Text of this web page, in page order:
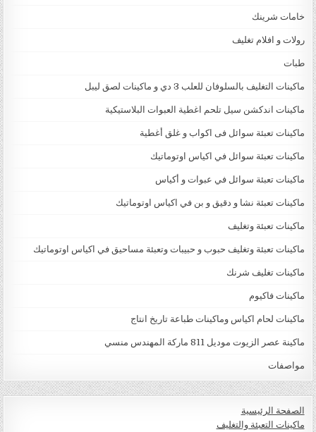
خامات شرينك
رولات و افلام تغليف
طبات
ماكينات التغليف بالسلوفان للعلب 3 دي و ماكينات لصق ليبل
ماكينات اندكشن سيل تلحم اغطية العبوات البلاستيكية
ماكينات تعبئة سوائل فى اكواب و غلق أغطية
ماكينات تعبئة سوائل في اكياس اوتوماتيك
ماكينات تعبئة سوائل في عبوات و أكياس
ماكينات تعبئة نشا و دقيق و بن في اكياس اوتوماتيك
ماكينات تعبئة وتغليف
ماكينات تعبئة وتغليف حبوب و حبيبات وتعبئة مساحيق في اكياس اوتوماتيك
ماكينات تغليف شرنك
ماكينات فاكيوم
ماكينات لحام اكياس وماكينات طباعة تاريخ انتاج
ماكينة عصر الزيوت موديل 811 ماركة المهندس منسي
مواصفات
الصفحة الرئيسية
ماكينات التعبئة والتغليف